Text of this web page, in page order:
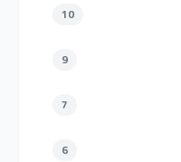
10
9
7
6